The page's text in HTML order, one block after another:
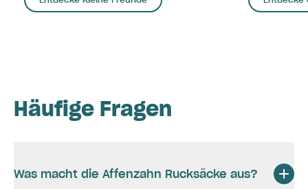
Häufige Fragen
Was macht die Affenzahn Rucksäcke aus?